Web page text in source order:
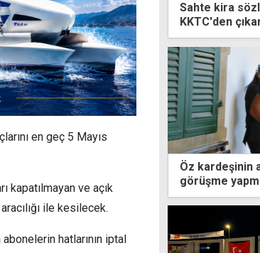
en geç 5 Mayıs
kapatılmayan ve açık
ile kesilecek.
hatlarının iptal
Sahte kira
KKTC'den
Öz kardeşinin
görüşme